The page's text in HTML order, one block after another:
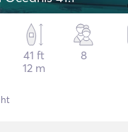
41 ft
12 m
8